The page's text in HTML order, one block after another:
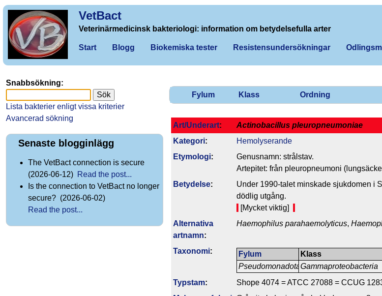
VetBact
Veterinärmedicinsk bakteriologi: information om betydelsefulla arter
Start Blogg Biokemiska tester Resistensundersökningar
Fylum Klass Ordning
Art/Underart:
Actinobacillus pleuropneumoniae
Kategori:
Hemolyserande
Etymologi:
Genusnamn: strålstav.
Artepitet: från pleuropneumoni
Betydelse:
Under 1990-talet minskade sjukdomen i
dödlig utgång.
[Mycket viktig]
Alternativa
artnamn:
Haemophilus parahaemolyticus,
Taxonomi:
Fylum
Pseudomonadota
Klass
Gammaproteobacteria
Typstam:
Shope 4074 = ATCC 27088 = CCUG
Snabbsökning:
Lista bakterier enligt vissa kriterier
Avancerad sökning
Senaste blogginlägg
The VetBact connection is secure
(2026-06-12) Read the post...
Is the connection to VetBact no longer
secure? (2026-06-02)
Read the post...